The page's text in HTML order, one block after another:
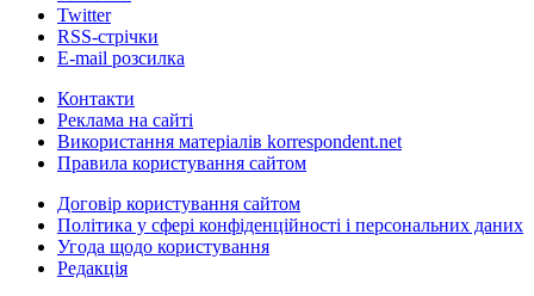
Twitter
RSS-стрічки
E-mail розсилка
Контакти
Реклама на сайті
Використання матеріалів korrespondent.net
Правила користування сайтом
Договір користування сайтом
Політика у сфері конфіденційності і персональних даних
Угода щодо користування
Редакція